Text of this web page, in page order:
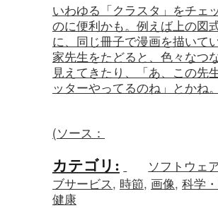
いわゆる「クラスタ」をチェ
のに便利かも。例えば上の図
に、同じ冊子で漫画を描いて
家先生をたどると、色々なつ
見えてきたり、「あ、この先
ッターやってるのね」とかね。
(ソース：
カテゴリ :
ソフトウェ
ブサービス, 時節, 画像, 科学
健康